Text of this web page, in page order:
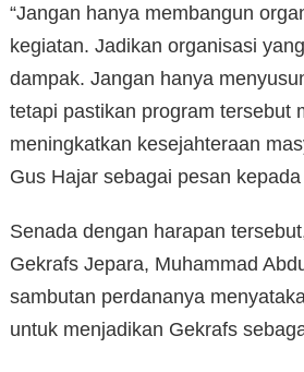
“Jangan hanya membangun
kegiatan. Jadikan organisasi
dampak. Jangan hanya
tetapi pastikan program tersebut
meningkatkan kesejahteraan
Gus Hajar sebagai pesan
Senada dengan harapan
Gekrafs Jepara, Muhammad
sambutan perdananya
untuk menjadikan Gekrafs